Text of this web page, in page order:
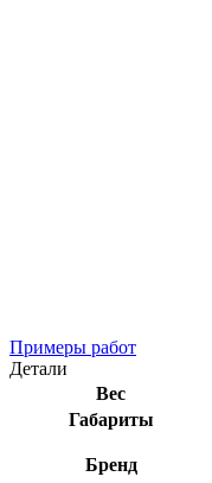
Примеры работ
Детали
Вес
Габариты
Бренд